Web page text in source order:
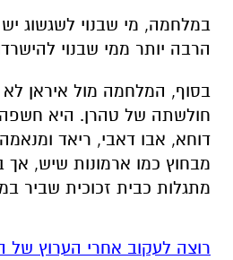
במלחמה, מי שבנוי לשגשוג
הרבה יותר ממי שבנוי
בסוף, המלחמה מול איראן
חולשתה של טהרן. היא
דוחא, אבו דאבי, ריאד
מבחוץ כמו ארמונות שיש, אך
מתגלות כבית זכוכית שביר
רוצה לעקוב אחרי הערוץ של